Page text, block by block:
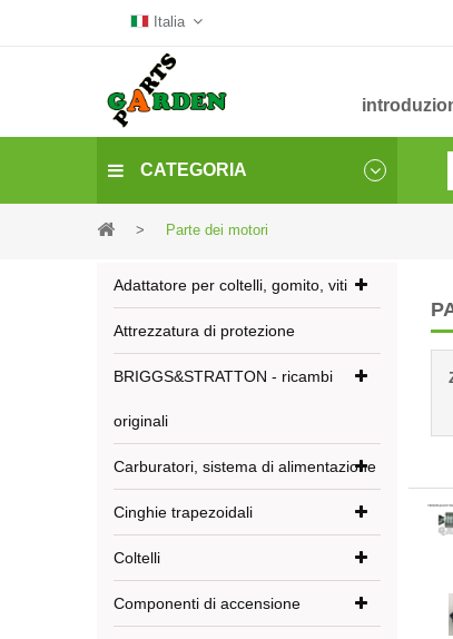
Italia
CATEGORIA
> Parte dei motori
Adattatore per coltelli, gomito, viti
Attrezzatura di protezione
BRIGGS&STRATTON - ricambi
originali
Carburatori, sistema di alimentazione
Cinghie trapezoidali
Coltelli
Componenti di accensione